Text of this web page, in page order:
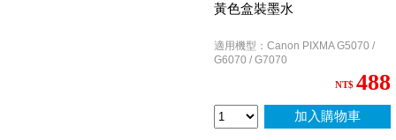
黃色盒裝墨水
適用機型：Canon PIXMA G5070 /
G6070 / G7070
NT$ 488
加入購物車